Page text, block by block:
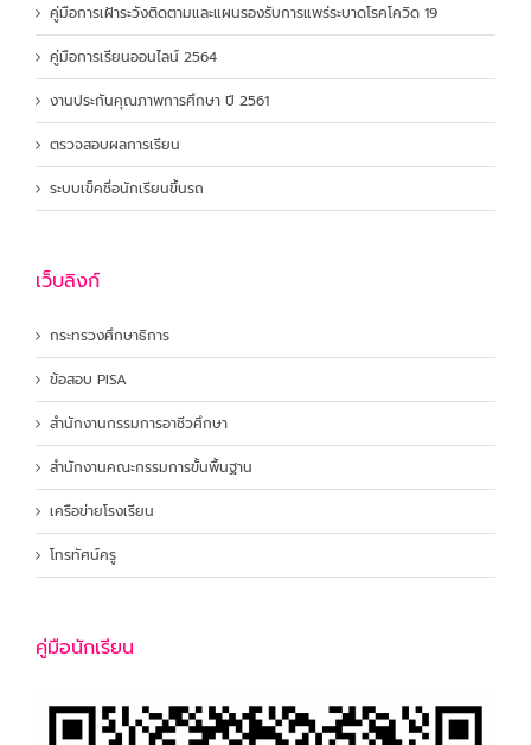
คู่มือการเฝ้าระวังติดตามและแผนรองรับการแพร่ระบาดโรคโควิด 19
คู่มือการเรียนออนไลน์ 2564
งานประกันคุณภาพการศึกษา ปี 2561
ตรวจสอบผลการเรียน
ระบบเข็คชื่อนักเรียนขึ้นรถ
เว็บลิงก์
กระทรวงศึกษาธิการ
ข้อสอบ PISA
สำนักงานกรรมการอาชีวศึกษา
สำนักงานคณะกรรมการขั้นพื้นฐาน
เครือข่ายโรงเรียน
โทรทัศน์ครู
คู่มือนักเรียน